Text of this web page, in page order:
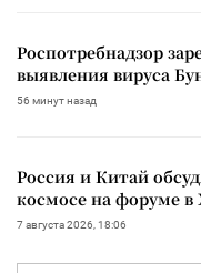
Роспотребнадзор
выявления вируса
56 минут назад
Россия и Китай
космосе на форуме в
7 августа 2026, 18:06